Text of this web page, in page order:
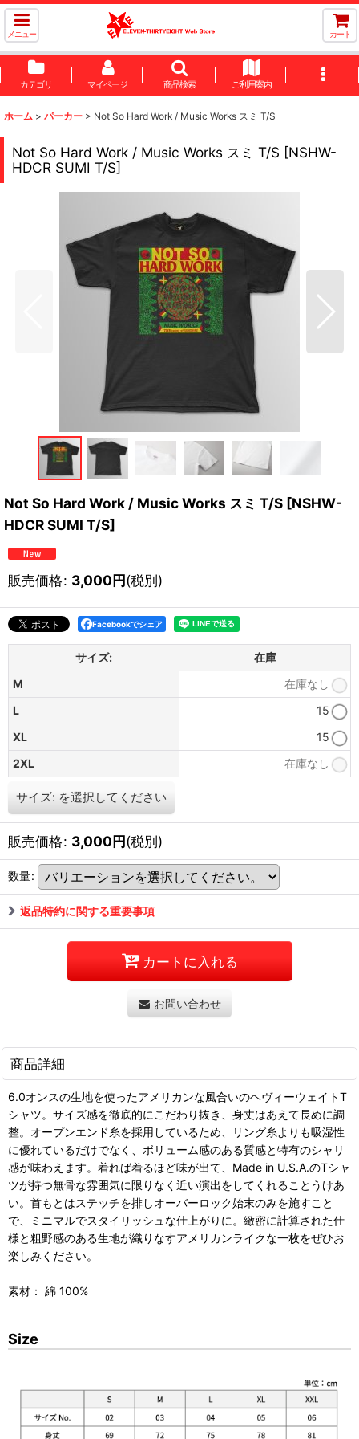
メニュー カート
カテゴリ マイページ 商品検索 ご利用案内
ホーム > パーカー > Not So Hard Work / Music Works スミ T/S
Not So Hard Work / Music Works スミ T/S [NSHW-
HDCR SUMI T/S]
Not So Hard Work / Music Works スミ T/S [NSHW-
HDCR SUMI T/S]
販売価格: 3,000円(税別)
Facebookでシェア
サイズ:
在庫
M
在庫なし
L
15
XL
15
2XL
在庫なし
サイズ: を選択してください
販売価格: 3,000円(税別)
数量:
返品特約に関する重要事項
カートに入れる
お問い合わせ
商品詳細
6.0オンスの生地を使ったアメリカンな風合いのヘヴィーウェイトT
シャツ。サイズ感を徹底的にこだわり抜き、身丈はあえて長めに調
整。オープンエンド糸を採用しているため、リング糸よりも吸湿性
に優れているだけでなく、ボリューム感のある質感と特有のシャリ
感が味わえます。着れば着るほど味が出て、Made in U.S.A.のTシャ
ツが持つ無骨な雰囲気に限りなく近い演出をしてくれることうけあ
い。首もとはステッチを排しオーバーロック始末のみを施すこと
で、ミニマルでスタイリッシュな仕上がりに。緻密に計算された仕
様と粗野感のある生地が織りなすアメリカンライクな一枚をぜひお
楽しみください。
素材： 綿 100%
Size